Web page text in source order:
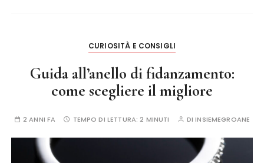
CURIOSITÀ E CONSIGLI
Guida all’anello di fidanzamento:
come scegliere il migliore
2 ANNI FA TEMPO DI LETTURA:2 MINUTI DIINSIEMEGROANE